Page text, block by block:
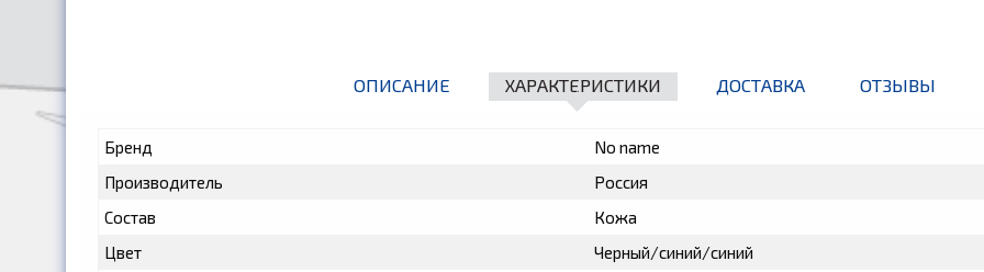
ОПИСАНИЕ ХАРАКТЕРИСТИКИ ДОСТАВКА ОТЗЫВЫ
Бренд
No name
Производитель
Россия
Состав
Кожа
Цвет
Черный/синий/синий